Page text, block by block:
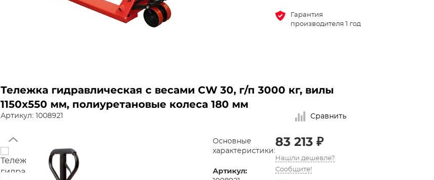
Гарантия
производителя 1 год
Тележка гидравлическая с весами CW 30, г/п 3000 кг, вилы
1150х550 мм, полиуретановые колеса 180 мм
Артикул: 1008921 Сравнить
Основные
характеристики:
Артикул:
83 213 ₽
Нашли дешевле?
Сообщите!